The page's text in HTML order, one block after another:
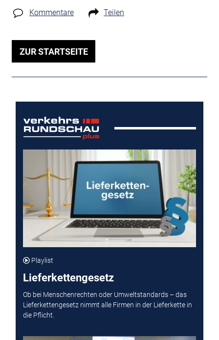
Kommentare Teilen
ZUR STARTSEITE
Playlist
Lieferkettengesetz
Ob bei Menschenrechten oder Umweltstandards – das
Lieferkettengesetz nimmt alle Firmen in der Lieferkette in
die Pflicht.